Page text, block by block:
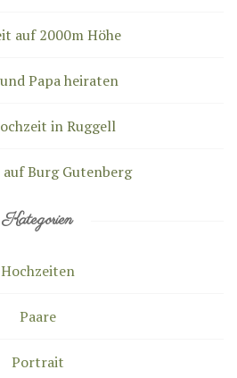
auf 2000m Höhe
Papa heiraten
in Ruggell
Burg Gutenberg
Kategorien
Hochzeiten
Paare
Portrait